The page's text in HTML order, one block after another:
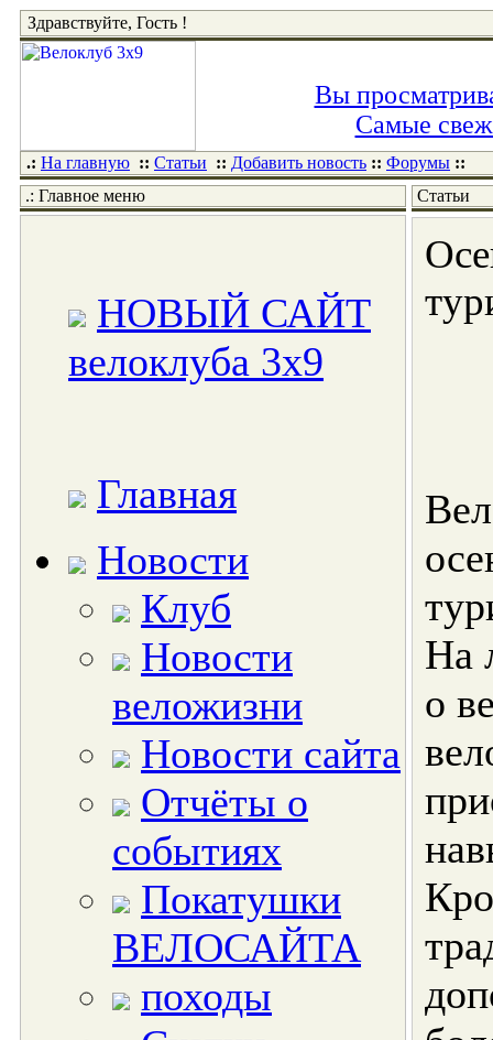
Здравствуйте, Гость !
Вы
Самые
.: На главную :: Статьи :: Добавить новость :: Форумы ::
.: Главное меню
НОВЫЙ САЙТ
велоклуба 3x9
Главная
Новости
Клуб
Новости
веложизни
Новости сайта
Отчёты о
событиях
Покатушки
ВЕЛОСАЙТА
походы
Статьи
На
о